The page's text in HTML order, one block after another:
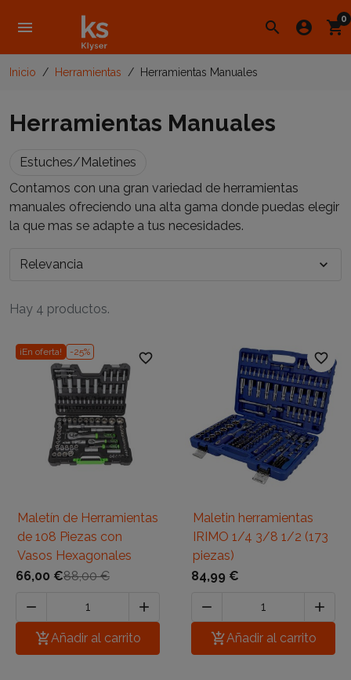
search
menu account_circle shopping_cart0
Inicio Herramientas Herramientas Manuales
Herramientas Manuales
Estuches/Maletines
Contamos con una gran variedad de herramientas
manuales ofreciendo una alta gama donde puedas elegir
la que mas se adapte a tus necesidades.
Hay 4 productos.
Relevancia expand_more
¡En oferta! -25% favorite_border
Maletín de Herramientas
de 108 Piezas con
Vasos Hexagonales
66,00 €88,00 €


Añadir al carrito
favorite_border
Maletin herramientas
IRIMO 1/4 3/8 1/2 (173
piezas)
84,99 €


Añadir al carrito